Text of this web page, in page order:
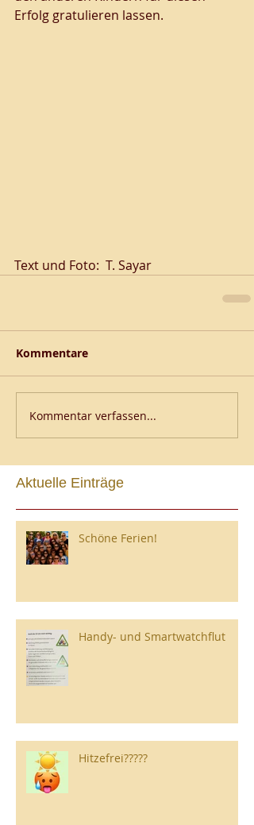
Erfolg gratulieren lassen.
Text und Foto:  T. Sayar
Kommentare
Kommentar verfassen...
Aktuelle Einträge
Schöne Ferien!
Handy- und Smartwatchflut
Hitzefrei?????